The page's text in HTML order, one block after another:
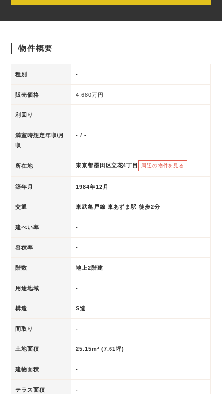
物件概要
種別 -
販売価格 4,680万円
利回り -
満室時想定年収/月
収
- / -
所在地 東京都墨田区立花4丁目 周辺の物件を見る
築年月 1984年12月
交通 東武亀戸線 東あずま駅 徒歩2分
建ぺい率 -
容積率 -
階数 地上2階建
用途地域 -
構造 S造
間取り -
土地面積 25.15m² (7.61坪)
建物面積 -
テラス面積 -